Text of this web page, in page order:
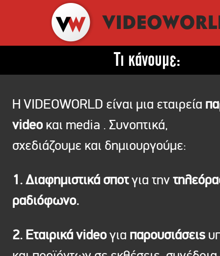
Τι κάνουμε:
Η VIDEOWORLD είναι μια εταιρεία
video και media . Συνοπτικά,
σχεδιάζουμε και δημιουργούμε:
1. Διαφημιστικά σποτγια την
ραδιόφωνο.
2. Εταιρικά videoγια παρουσιάσεις